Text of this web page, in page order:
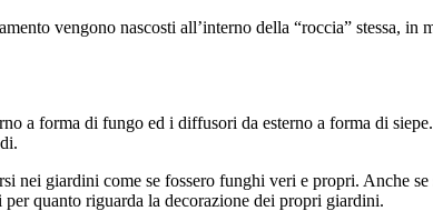
vengono nascosti all’interno della “roccia” stessa, in
a forma di fungo ed i diffusori da esterno a forma di
nei giardini come se fossero funghi veri e propri. Anche se
quanto riguarda la decorazione dei propri giardini.